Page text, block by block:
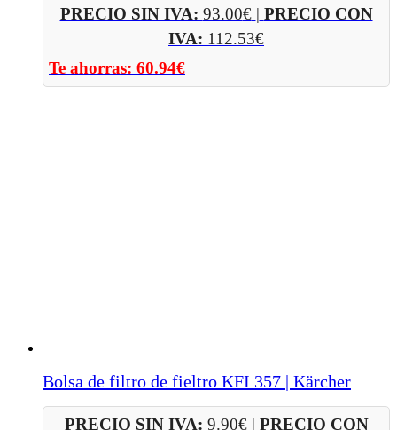
PRECIO SIN IVA: 93.00€ | PRECIO CON
IVA: 112.53€
Te ahorras: 60.94€
Bolsa de filtro de fieltro KFI 357 | Kärcher
PRECIO SIN IVA: 9.90€ | PRECIO CON